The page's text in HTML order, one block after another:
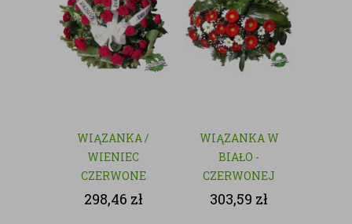
WIĄZANKA /
WIENIEC
CZERWONE
RÓŻE - KWIATY
298,46 zł
WIĄZANKA W
BIAŁO -
CZERWONEJ
KOLORYSTYCE
303,59 zł